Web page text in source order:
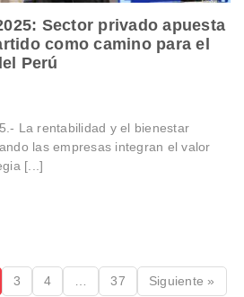
Sector privado apuesta
como camino para el
Perú
La rentabilidad y el bienestar
las empresas integran el valor
[...]
3 4 … 37 Siguiente »